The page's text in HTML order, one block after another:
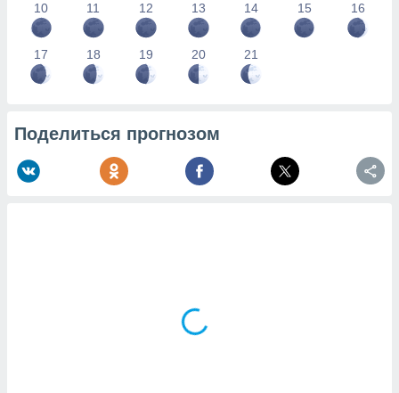
10 11 12 13 14 15 16
17 18 19 20 21
Поделиться прогнозом